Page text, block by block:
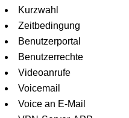
Kurzwahl
Zeitbedingung
Benutzerportal
Benutzerrechte
Videoanrufe
Voicemail
Voice an E-Mail